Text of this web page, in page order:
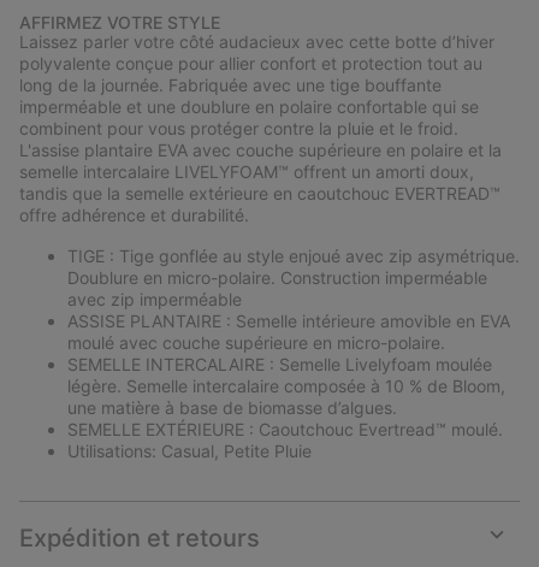
section
AFFIRMEZ VOTRE STYLE
Laissez parler votre côté audacieux avec cette botte d’hiver
polyvalente conçue pour allier confort et protection tout au
long de la journée. Fabriquée avec une tige bouffante
imperméable et une doublure en polaire confortable qui se
combinent pour vous protéger contre la pluie et le froid.
L'assise plantaire EVA avec couche supérieure en polaire et la
semelle intercalaire LIVELYFOAM™ offrent un amorti doux,
tandis que la semelle extérieure en caoutchouc EVERTREAD™
offre adhérence et durabilité.
TIGE : Tige gonflée au style enjoué avec zip asymétrique.
Doublure en micro-polaire. Construction imperméable
avec zip imperméable
ASSISE PLANTAIRE : Semelle intérieure amovible en EVA
moulé avec couche supérieure en micro-polaire.
SEMELLE INTERCALAIRE : Semelle Livelyfoam moulée
légère. Semelle intercalaire composée à 10 % de Bloom,
une matière à base de biomasse d’algues.
SEMELLE EXTÉRIEURE : Caoutchouc Evertread™ moulé.
Utilisations: Casual, Petite Pluie
Expédition et retours